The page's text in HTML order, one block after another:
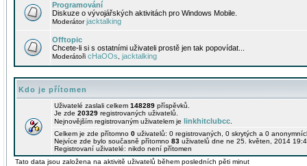
Programování
Diskuze o vývojářských aktivitách pro Windows Mobile.
Moderátorjacktalking
Offtopic
Chcete-li si s ostatními uživateli prostě jen tak popovídat...
Moderátoři cHaOOs jacktalking
Kdo je přítomen
Uživatelé zaslali celkem 148289 příspěvků.
Je zde 20329 registrovaných uživatelů.
Nejnovějším registrovaným uživatelem je linkhitclubcc
Celkem je zde přítomno 0 uživatelů: 0 registrovaných, 0 skrytých a 0
Nejvíce zde bylo současně přítomno 83 uživatelů dne ne 25. květen, 2014
Registrovaní uživatelé: nikdo není přítomen
Tato data jsou založena na aktivitě uživatelů během posledních pěti minut